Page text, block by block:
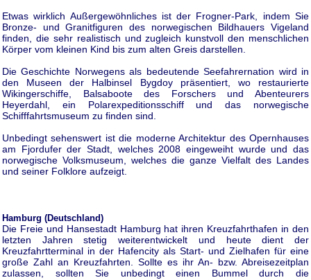
Etwas wirklich Außergewöhnliches ist der Frogner-Park, indem Sie
Bronze- und Granitfiguren des norwegischen Bildhauers Vigeland
finden, die sehr realistisch und zugleich kunstvoll den menschlichen
Körper vom kleinen Kind bis zum alten Greis darstellen.
Die Geschichte Norwegens als bedeutende Seefahrernation wird in
den Museen der Halbinsel Bygdoy präsentiert, wo restaurierte
Wikingerschiffe, Balsaboote des Forschers und Abenteurers
Heyerdahl, ein Polarexpeditionsschiff und das norwegische
Schifffahrtsmuseum zu finden sind.
Unbedingt sehenswert ist die moderne Architektur des Opernhauses
am Fjordufer der Stadt, welches 2008 eingeweiht wurde und das
norwegische Volksmuseum, welches die ganze Vielfalt des Landes
und seiner Folklore aufzeigt.
Hamburg (Deutschland)
Die Freie und Hansestadt Hamburg hat ihren Kreuzfahrthafen in den
letzten Jahren stetig weiterentwickelt und heute dient der
Kreuzfahrtterminal in der Hafencity als Start- und Zielhafen für eine
große Zahl an Kreuzfahrten. Sollte es ihr An- bzw. Abreisezeitplan
zulassen, sollten Sie unbedingt einen Bummel durch die